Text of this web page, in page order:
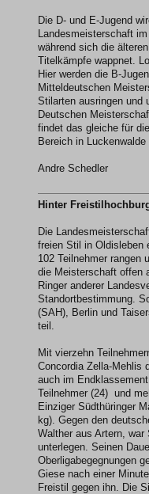
Die D- und E-Jugend
Landesmeisterschaft
während sich die
Titelkämpfe wappnet.
Hier werden die B-
Mitteldeutschen
Stilarten ausringen und
Deutschen
findet das gleiche für
Bereich in Luckenwalde
Andre Schedler
Hinter
Die
freien Stil in Oldisleben
102 Teilnehmer rangen
die Meisterschaft offen
Ringer anderer
Standortbestimmung.
(SAH), Berlin und
teil.
Mit vierzehn
Concordia Zella-Mehlis
auch im
Teilnehmer (24) und
Einziger Südthüringer
kg). Gegen den
Walther aus Artern,
unterlegen. Seinen
Oberligabegegnungen
Giese nach einer
Freistil gegen ihn. Die